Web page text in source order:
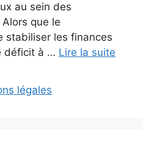
au sein des
que le
stabiliser les finances
déficit à … Lire la suite
légales